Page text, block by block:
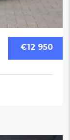
€12 950